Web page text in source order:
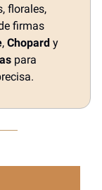
florales,
firmas
, Chopard y
para